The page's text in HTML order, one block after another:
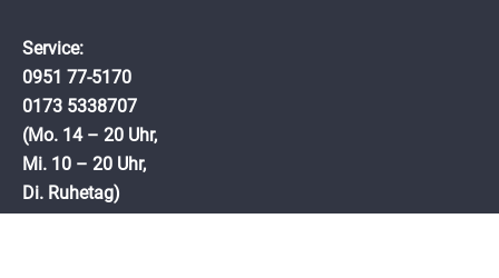
Service:
0951 77-5170‬
0173 5338707
(Mo. 14 – 20 Uhr,
Mi. 10 – 20 Uhr,
Di. Ruhetag)